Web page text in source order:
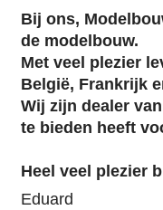
Bij ons,
de modelbouw.
Met veel plezier
België, Frankrijk
Wij zijn dealer van
te bieden heeft
Heel veel plezier
Eduard